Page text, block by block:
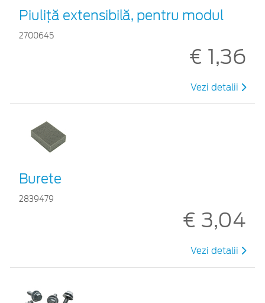
Piuliță extensibilă, pentru modul
2700645
€ 1,36
Vezi detalii
Burete
2839479
€ 3,04
Vezi detalii